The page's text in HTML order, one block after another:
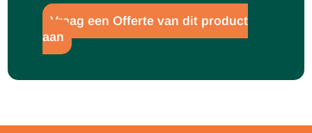
Vraag een Offerte van dit product
aan